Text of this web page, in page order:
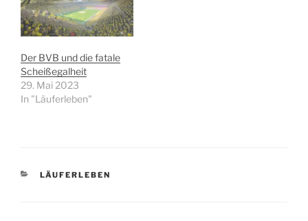
Der BVB und die fatale
Scheißegalheit
29. Mai 2023
In "Läuferleben"
KATEGORIEN
LÄUFERLEBEN